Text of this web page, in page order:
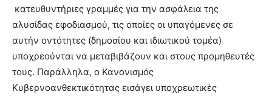
κατευθυντήριες γραμμές για την ασφάλεια της
αλυσίδας εφοδιασμού, τις οποίες οι υπαγόμενες σε
αυτήν οντότητες (δημοσίου και ιδιωτικού τομέα)
υποχρεούνται να μεταβιβάζουν και στους προμηθευτές
τους. Παράλληλα, ο Κανονισμός
Κυβερνοανθεκτικότητας εισάγει υποχρεωτικές